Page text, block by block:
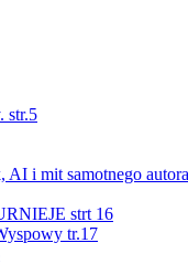
str.5
AI i mit samotnego
strt 16
tr.17